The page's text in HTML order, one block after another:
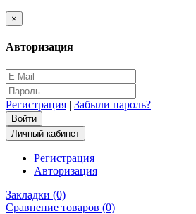
×
Авторизация
Регистрация | Забыли пароль?
Личный кабинет
Регистрация
Авторизация
Закладки (0)
Сравнение товаров (0)